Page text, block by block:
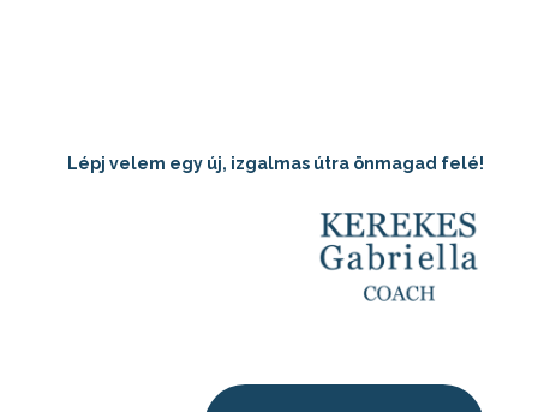
Lépj velem egy új, izgalmas útra önmagad felé!